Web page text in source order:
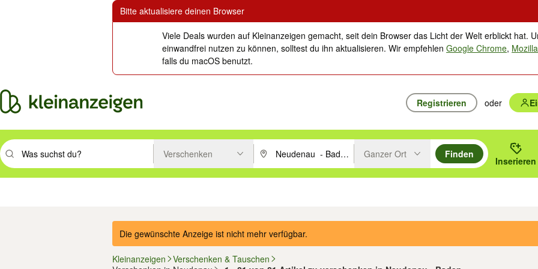
Bitte aktualisiere deinen Browser
Viele Deals wurden auf Kleinanzeigen gemacht, seit dein Browser das Licht der Welt erblickt hat.
einwandfrei nutzen zu können, solltest du ihn aktualisieren. Wir empfehlenGoogle Chrome,
falls du macOS benutzt.
Registrieren oder
Suchbegriff eingeben. Eingabetaste drücken um zu suchen, oder Vorschläge mit den Pfeiltasten nach oben/unten durchsuchen und mit
Verschenken PLZ oder Ort eingeben. Eingabetaste drücken um zu suchen, oder
Ganzer Ort
Finden
Inserieren
Die gewünschte Anzeige ist nicht mehr verfügbar.
Kleinanzeigen
Verschenken & Tauschen